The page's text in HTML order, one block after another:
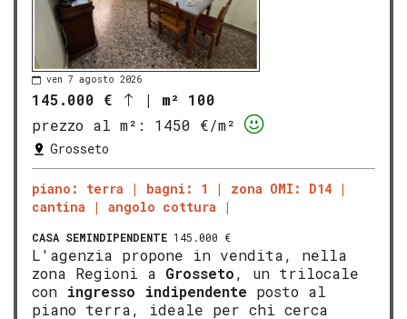
ven 7 agosto 2026
145.000 € | m² 100
prezzo al m²:
1450 €/m²
Grosseto
piano: terra bagni: 1
zona OMI: D14
cantina
angolo cottura
CASA SEMINDIPENDENTE 145.000 €
L'agenzia propone in vendita, nella
zona Regioni a Grosseto, un trilocale
con ingresso indipendente posto al
piano terra, ideale per chi cerca